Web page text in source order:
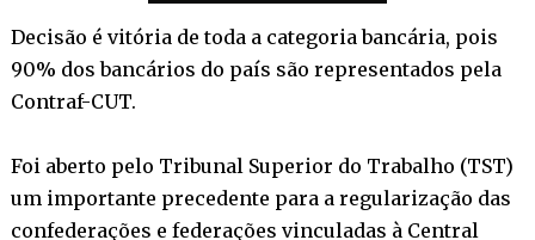
Decisão é vitória de toda a categoria bancária, pois
90% dos bancários do país são representados pela
Contraf-CUT.
Foi aberto pelo Tribunal Superior do Trabalho (TST)
um importante precedente para a regularização das
confederações e federações vinculadas à Central